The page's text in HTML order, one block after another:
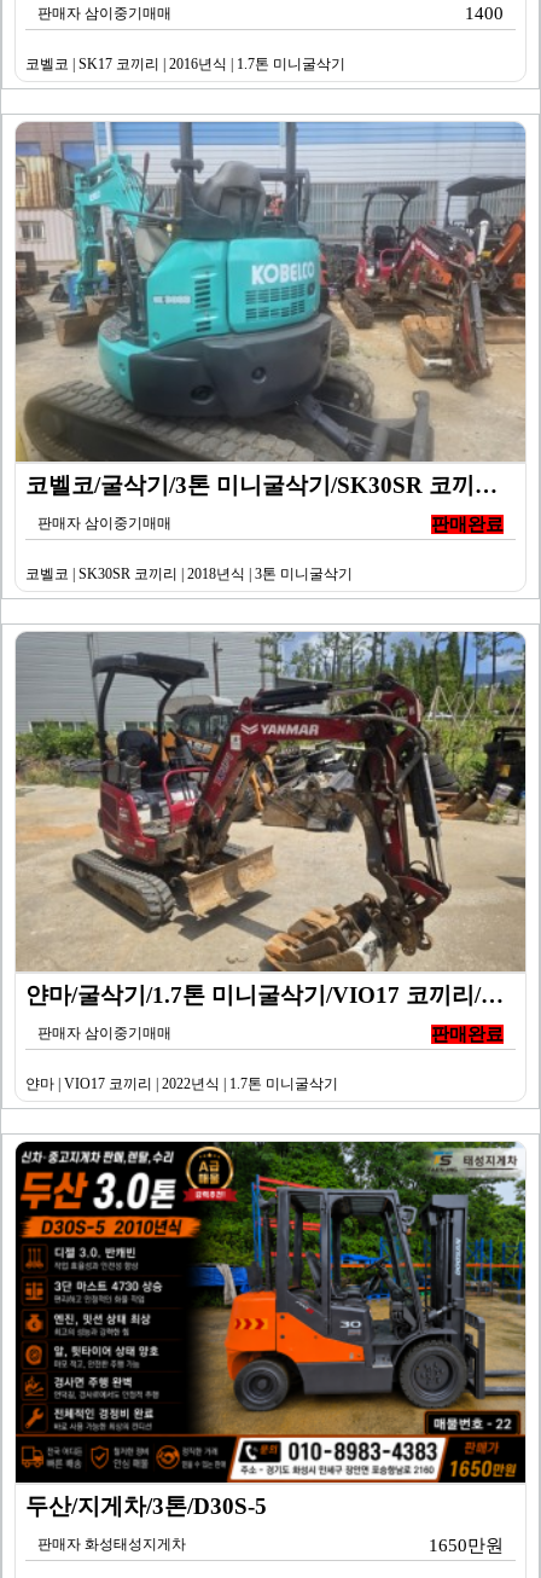
판매자 삼이중기매매 1400
코벨코 | SK17 코끼리 | 2016년식 | 1.7톤 미니굴삭기
코벨코/굴삭기/3톤 미니굴삭기/SK30SR 코끼리/20…
판매자 삼이중기매매 판매완료
코벨코 | SK30SR 코끼리 | 2018년식 | 3톤 미니굴삭기
얀마/굴삭기/1.7톤 미니굴삭기/VIO17 코끼리/20…
판매자 삼이중기매매 판매완료
얀마 | VIO17 코끼리 | 2022년식 | 1.7톤 미니굴삭기
두산/지게차/3톤/D30S-5
판매자 화성태성지게차 1650만원